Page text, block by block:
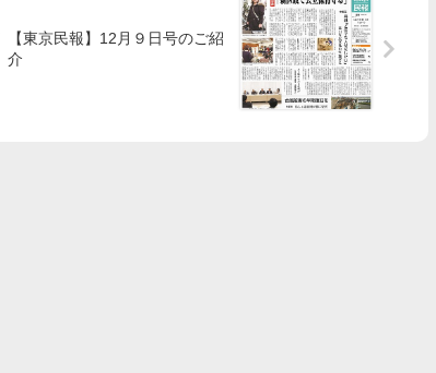
【東京民報】12月９日号のご紹
介